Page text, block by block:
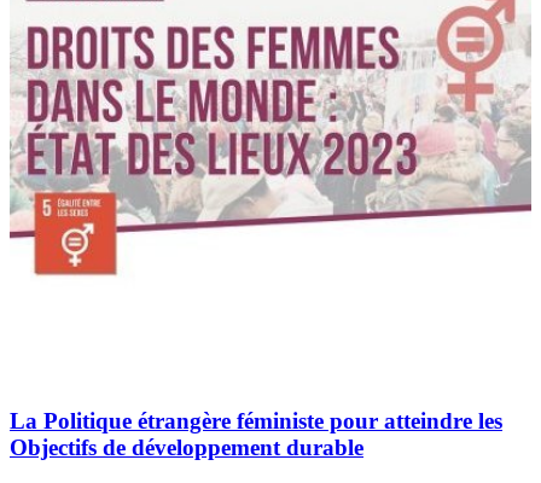
La Politique étrangère féministe pour atteindre les
Objectifs de développement durable